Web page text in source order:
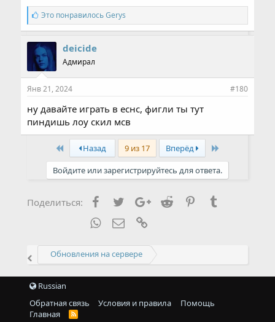
С
и
м
п
а
т
и
:
Это понравилосьGerys
deicide
Адмирал
Янв 21, 2024 #180
ну давайте играть в еснс, фигли ты тут
пиндишь лоу скил мсв
First Назад 9 из 17 Вперёд Last
Войдите или зарегистрируйтесь для ответа.
Поделиться: FacebookTwitterGoogle+
Reddit Pinterest
WhatsAppЭлектронная почта
Обновления на сервере
Russian
Обратная связь
Условия и правила
Помощь
Главная